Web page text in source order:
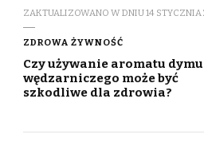
ZAKTUALIZOWANO W DNIU14 STYCZNIA
ZDROWA ŻYWNOŚĆ
Czy używanie aromatu dymu
wędzarniczego może być
szkodliwe dla zdrowia?